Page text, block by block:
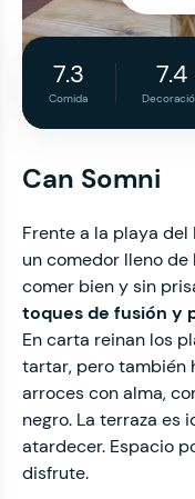
7.3
Comida
7.4
Can Somni
Frente a la playa
un comedor lleno de
comer bien y sin
toques de fusión y
En carta reinan los
tartar, pero también
arroces con alma,
negro. La terraza es
atardecer. Espacio
disfrute.